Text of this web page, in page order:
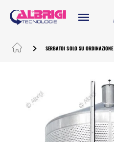
SERBATOI SOLO SU ORDINAZIONE